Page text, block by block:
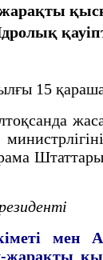
15
мен
жарақты